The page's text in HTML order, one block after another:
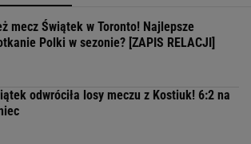
mecz Świątek w Toronto! Najlepsze
Polki w sezonie? [ZAPIS RELACJI]
odwróciła losy meczu z Kostiuk! 6:2 na